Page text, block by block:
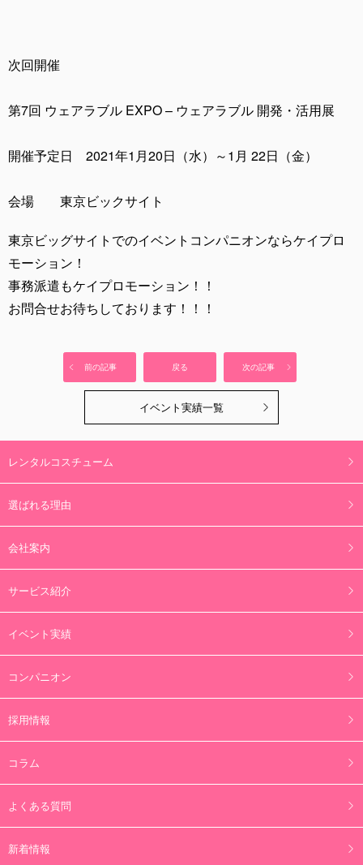
次回開催
第7回 ウェアラブル EXPO – ウェアラブル 開発・活用展
開催予定日 2021年1月20日（水）～1月 22日（金）
会場 東京ビックサイト
東京ビッグサイトでのイベントコンパニオンならケイプロ
モーション！
事務派遣もケイプロモーション！！
お問合せお待ちしております！！！
前の記事 戻る 次の記事
イベント実績一覧
レンタルコスチューム
選ばれる理由
会社案内
サービス紹介
イベント実績
コンパニオン
採用情報
コラム
よくある質問
新着情報